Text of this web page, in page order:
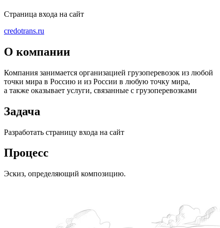
Страница входа на сайт
credotrans.ru
О компании
Компания занимается организацией грузоперевозок из любой
точки мира в Россию и из России в любую точку мира,
а также оказывает услуги, связанные с грузоперевозками
Задача
Разработать страницу входа на сайт
Процесс
Эскиз, определяющий композицию.